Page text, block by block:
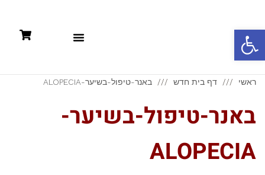
ראשי דף בית חדש באנר-טיפול-בשיער-ALOPECIA
באנר-טיפול-בשיער-
ALOPECIA
פתח סרגל נגישות